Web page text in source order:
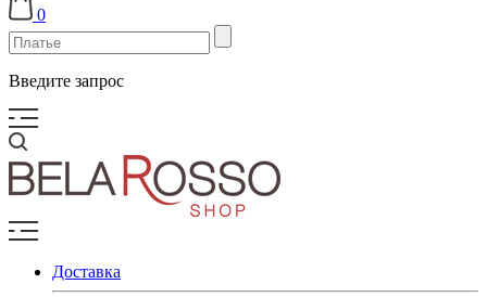
0
Введите запрос
Доставка